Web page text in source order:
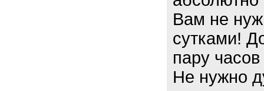
Вам не
сутками!
пару
Не нужно